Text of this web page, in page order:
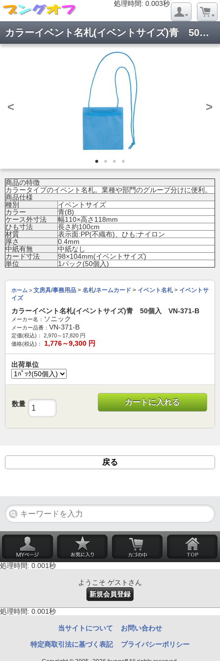
処理時間: 0.003秒
カラーイベント名札(イベントサイズ)青 50個入 VN-371-B
< >
商品の特徴
カラータイプのイベント名札。業種や部門のグループ分けに便利。
商品仕様
種別
イベントサイズ
カラー
青(B)
ケース外寸法
幅110×高さ118mm
ひも寸法
長さ約100cm
材質
表示面:PP(不織布)、ひも:ナイロン
厚さ
0.4mm
中紙有無
中紙なし
カード寸法
98×104mm(イベントサイズ)
単位
1パック(50個入)
ホーム > 文房具/事務用品 > 名札/ネームカード > イベント名札> イベントサ
イズ
カラーイベント名札(イベントサイズ)青 50個入 VN-371-B
メーカー名： ソニック
メーカー品番： VN-371-B
定価(税込)： 2,970～17,820 円
価格(税込)：
1,776～9,300 円
出荷単位
数量 カートに入れる
戻る
処理時間: 0.001秒
ようこそ ゲストさん
新規会員登録
処理時間: 0.001秒
当サイトについて お問い合わせ
特定商取引法に基づく表記 プライバシーポリシー
処理時間: 0.023秒